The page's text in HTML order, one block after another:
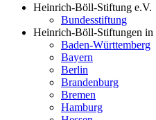
Heinrich-Böll-Stiftung e.V.
Bundesstiftung
Heinrich-Böll-Stiftungen in
Baden-Württemberg
Bayern
Berlin
Brandenburg
Bremen
Hamburg